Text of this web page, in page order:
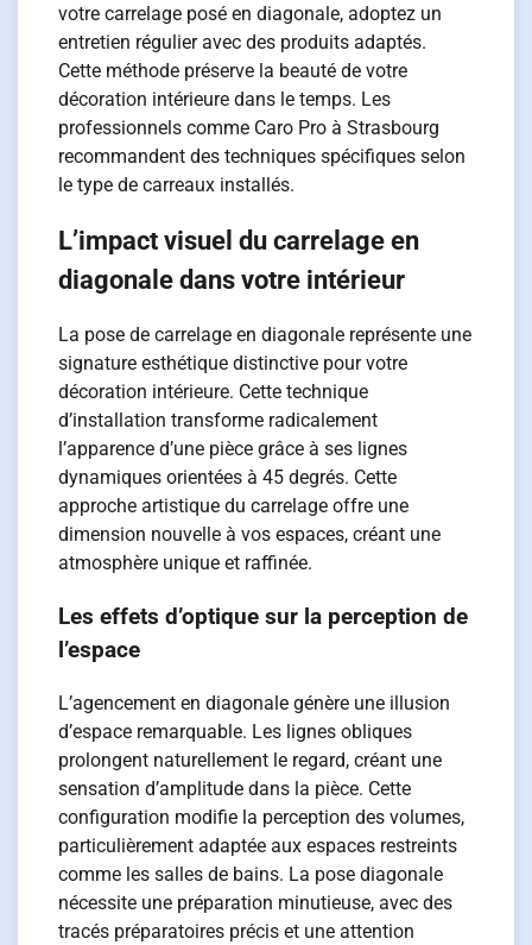
votre carrelage posé en diagonale, adoptez un
entretien régulier avec des produits adaptés.
Cette méthode préserve la beauté de votre
décoration intérieure dans le temps. Les
professionnels comme Caro Pro à Strasbourg
recommandent des techniques spécifiques selon
le type de carreaux installés.
L’impact visuel du carrelage en
diagonale dans votre intérieur
La pose de carrelage en diagonale représente une
signature esthétique distinctive pour votre
décoration intérieure. Cette technique
d’installation transforme radicalement
l’apparence d’une pièce grâce à ses lignes
dynamiques orientées à 45 degrés. Cette
approche artistique du carrelage offre une
dimension nouvelle à vos espaces, créant une
atmosphère unique et raffinée.
Les effets d’optique sur la perception de
l’espace
L’agencement en diagonale génère une illusion
d’espace remarquable. Les lignes obliques
prolongent naturellement le regard, créant une
sensation d’amplitude dans la pièce. Cette
configuration modifie la perception des volumes,
particulièrement adaptée aux espaces restreints
comme les salles de bains. La pose diagonale
nécessite une préparation minutieuse, avec des
tracés préparatoires précis et une attention